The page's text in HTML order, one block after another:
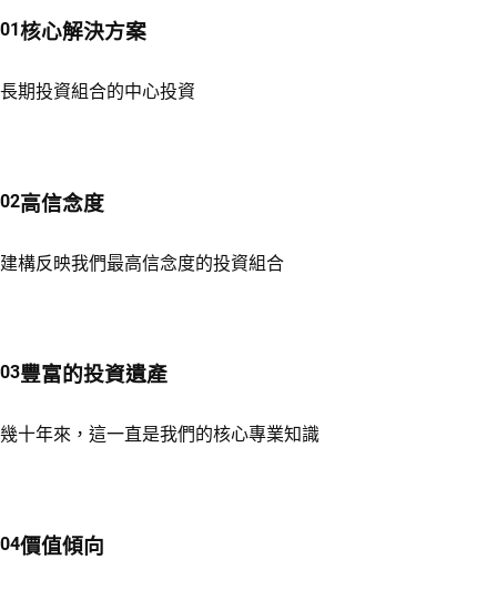
核心解決方案
長期投資組合的中心投資
高信念度
建構反映我們最高信念度的投資組合
豐富的投資遺產
幾十年來，這一直是我們的核心專業知識
價值傾向